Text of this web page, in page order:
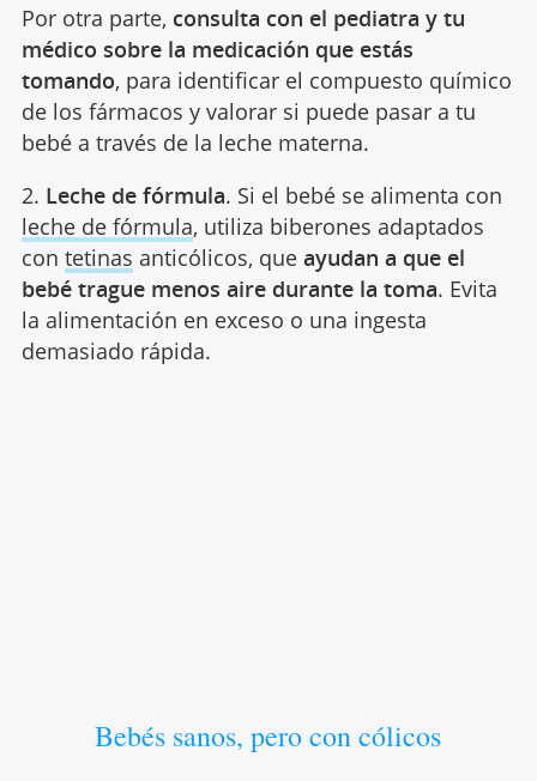
Por otra parte, consulta con el pediatra y tu
médico sobre la medicación que estás
tomando, para identificar el compuesto químico
de los fármacos y valorar si puede pasar a tu
bebé a través de la leche materna.
2. Leche de fórmula. Si el bebé se alimenta con
leche de fórmula, utiliza biberones adaptados
con tetinas anticólicos, que ayudan a que el
bebé trague menos aire durante la toma. Evita
la alimentación en exceso o una ingesta
demasiado rápida.
Bebés sanos, pero con cólicos